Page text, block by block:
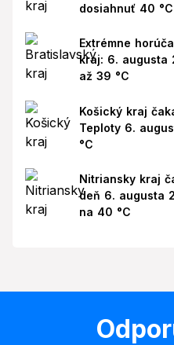
dosiahnuť 40 °C
Extrémne
kraj: 6. augusta
až 39 °C
Košický kraj
Teploty 6.
°C
Nitriansky kraj
deň 6. augusta
na 40 °C